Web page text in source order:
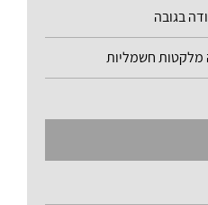
בגובה
חשמליות